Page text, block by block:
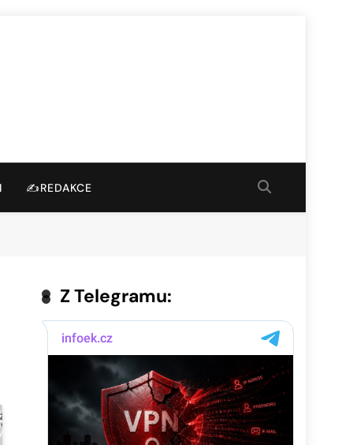
✍️REDAKCE
Z Telegramu: